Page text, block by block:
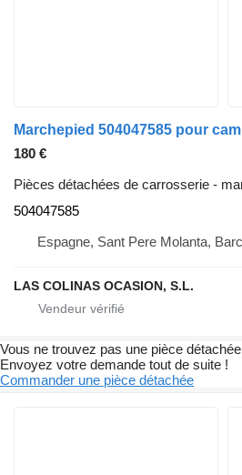
Marchepied 504047585 pour
180 €
Pièces détachées de carrosserie -
504047585
Espagne, Sant Pere Molanta,
LAS COLINAS OCASION, S.L.
Vous ne trouvez pas une pièce
Envoyez votre demande tout de suite !
Commander une pièce détachée